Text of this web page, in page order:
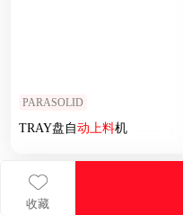
收藏
PARASOLID
TRAY盘自动上料机